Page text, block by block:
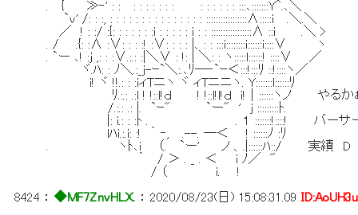
. { ≫‐' : : : : : : : : : : : : : : : :::､:::::::Y^.､＼
`v' /: : :, : : : : : : : : : : : : : : : :::::::::::::::::∧:::::i .＼.＼
／ ! : :/ :{: : : : : : :i : : : : : i : : :::::::::::::::::∧ ::i .＼ >
. / .{: :∧ :∨: : : :! :∨: : : : |、: : :::i::::::::i::::::i::::∨ ヽ
. `ー ､! :j ,: : :∨.:.: :|＼∨ : !: | ＼: : ヽ:::::l::::::! ::::∨ ／
ヾ.ﾊ: : ﾉ＼.:_j-ｰ`＼:.､ﾘ─‐`ｰ＜:::!:::ﾘ ::!::::ヽ／
i! ヾ !!.: : :iィTニヽ ヾ ィTニニヽ. Y:::::::l::::::ﾘ
ﾘ.:.: .:l ! !::l!ｄ ! !::l!l!ｄ i!｜::::::ヽノ やるか
/.:.: .: |. `ｰ" `ー" ' j :::::::::ﾄ.
|: i.: : :ﾄ . . １ :::::::!::::! バーサーカー
lﾊi.:.i: :! ｀ ‐, .--. ─＜ ! ::::::ﾉ :ﾘ
. ヽﾄ､i （. `ー' ノ 、.|::::::ﾊ::/ 実績 D 大連合に
｀ / ＞ . _ . ＜ i ﾉ／ "
/ （ i. !
8424 ：◆MF7ZnvHLX. ：2020/08/23(日) 15:08:31.09